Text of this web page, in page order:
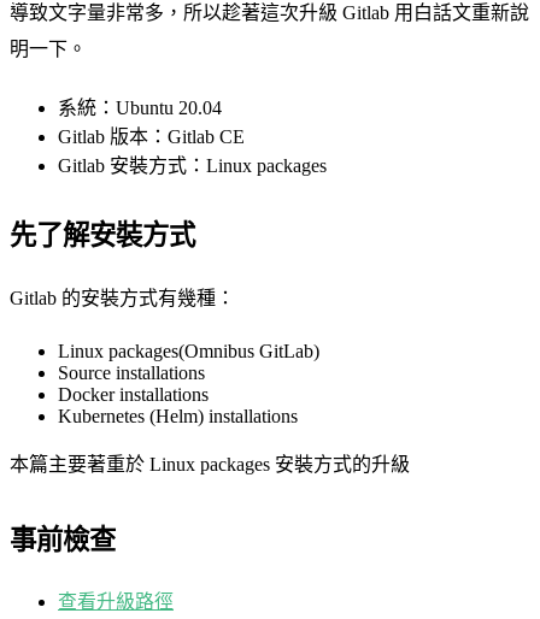
導致文字量非常多，所以趁著這次升級 Gitlab 用白話文重新說
明一下。
系統：Ubuntu 20.04
Gitlab 版本：Gitlab CE
Gitlab 安裝方式：Linux packages
先了解安裝方式
Gitlab 的安裝方式有幾種：
Linux packages(Omnibus GitLab)
Source installations
Docker installations
Kubernetes (Helm) installations
本篇主要著重於 Linux packages 安裝方式的升級
事前檢查
查看升級路徑